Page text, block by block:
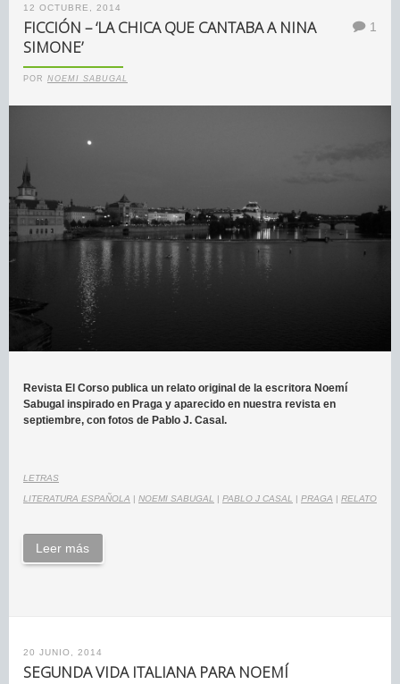
12 OCTUBRE, 2014
FICCIÓN – ‘LA CHICA QUE CANTABA A NINA
SIMONE’
POR NOEMI SABUGAL
1
Revista El Corso publica un relato original de la escritora Noemí
Sabugal inspirado en Praga y aparecido en nuestra revista en
septiembre, con fotos de Pablo J. Casal.
LETRAS
LITERATURA ESPAÑOLA | NOEMI SABUGAL | PABLO J CASAL | PRAGA | RELATO
Leer más
20 JUNIO, 2014
SEGUNDA VIDA ITALIANA PARA NOEMÍ